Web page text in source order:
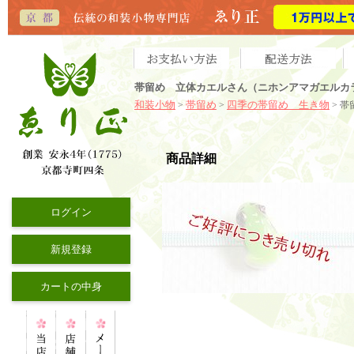
帯留め 立体カエルさん（ニホンアマガエルカ
和装小物 > 帯留め > 四季の帯留め 生き物 > 帯
ログイン
新規登録
カートの中身
商品詳細